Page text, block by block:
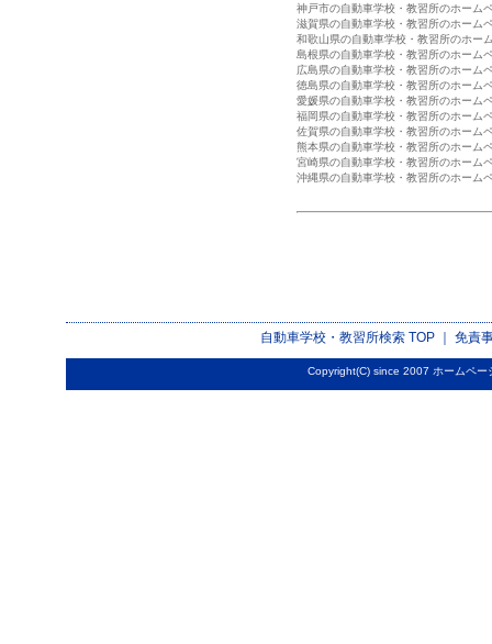
神戸市の自動車学校・教習所のホーム
滋賀県の自動車学校・教習所のホーム
和歌山県の自動車学校・教習所のホー
島根県の自動車学校・教習所のホーム
広島県の自動車学校・教習所のホーム
徳島県の自動車学校・教習所のホーム
愛媛県の自動車学校・教習所のホーム
福岡県の自動車学校・教習所のホーム
佐賀県の自動車学校・教習所のホーム
熊本県の自動車学校・教習所のホーム
宮崎県の自動車学校・教習所のホーム
沖縄県の自動車学校・教習所のホーム
自動車学校・教習所検索TOP ｜ 免責
Copyright(C) since 2007 ホームペー